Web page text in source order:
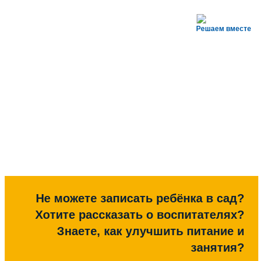
Решаем вместе
Не можете записать ребёнка в сад?
Хотите рассказать о воспитателях?
Знаете, как улучшить питание и
занятия?